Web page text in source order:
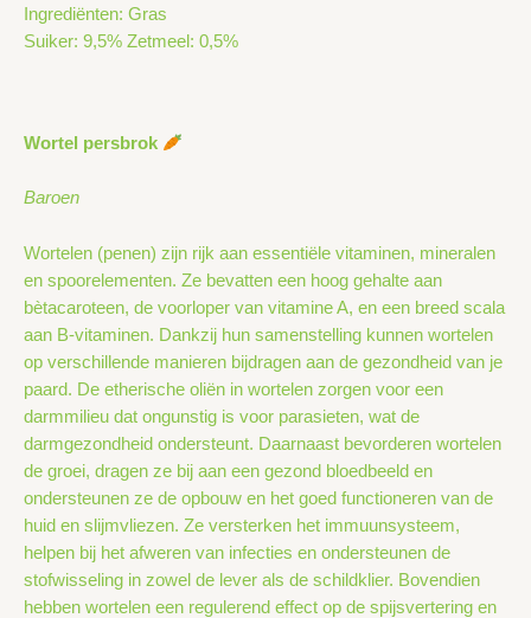
Ingrediënten: Gras
Suiker: 9,5% Zetmeel: 0,5%
Wortel persbrok
Baroen
Wortelen (penen) zijn rijk aan essentiële vitaminen, mineralen
en spoorelementen. Ze bevatten een hoog gehalte aan
bètacaroteen, de voorloper van vitamine A, en een breed scala
aan B-vitaminen. Dankzij hun samenstelling kunnen wortelen
op verschillende manieren bijdragen aan de gezondheid van je
paard. De etherische oliën in wortelen zorgen voor een
darmmilieu dat ongunstig is voor parasieten, wat de
darmgezondheid ondersteunt. Daarnaast bevorderen wortelen
de groei, dragen ze bij aan een gezond bloedbeeld en
ondersteunen ze de opbouw en het goed functioneren van de
huid en slijmvliezen. Ze versterken het immuunsysteem,
helpen bij het afweren van infecties en ondersteunen de
stofwisseling in zowel de lever als de schildklier. Bovendien
hebben wortelen een regulerend effect op de spijsvertering en